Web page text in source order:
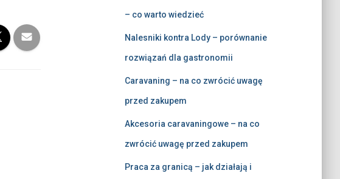
– co warto wiedzieć
Nalesniki kontra Lody – porównanie
rozwiązań dla gastronomii
Caravaning – na co zwrócić uwagę
przed zakupem
Akcesoria caravaningowe – na co
zwrócić uwagę przed zakupem
Praca za granicą – jak działają i